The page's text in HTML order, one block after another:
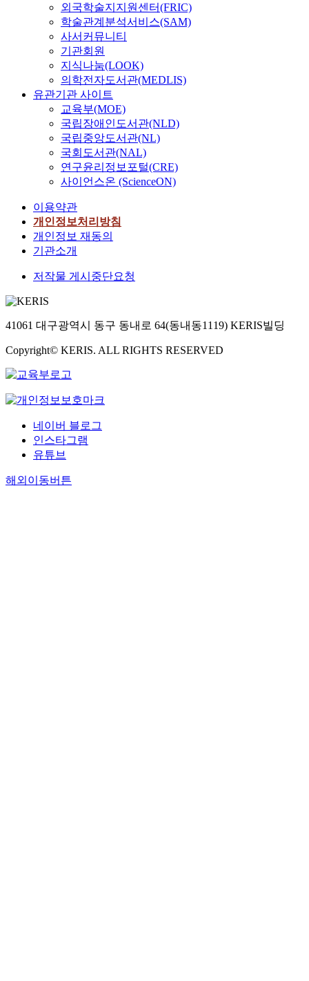
외국학술지지원센터(FRIC)
학술관계분석서비스(SAM)
사서커뮤니티
기관회원
지식나눔(LOOK)
의학전자도서관(MEDLIS)
유관기관 사이트
교육부(MOE)
국립장애인도서관(NLD)
국립중앙도서관(NL)
국회도서관(NAL)
연구윤리정보포털(CRE)
사이언스온 (ScienceON)
이용약관
개인정보처리방침
개인정보 재동의
기관소개
저작물 게시중단요청
41061 대구광역시 동구 동내로 64(동내동1119) KERIS빌딩
Copyright© KERIS. ALL RIGHTS RESERVED
네이버 블로그
인스타그램
유튜브
해외이동버튼